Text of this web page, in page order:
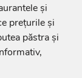
și
prețurile și
păstra și